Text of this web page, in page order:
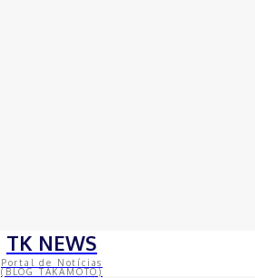
TK NEWS
Portal de Notícias
(BLOG TAKAMOTO)